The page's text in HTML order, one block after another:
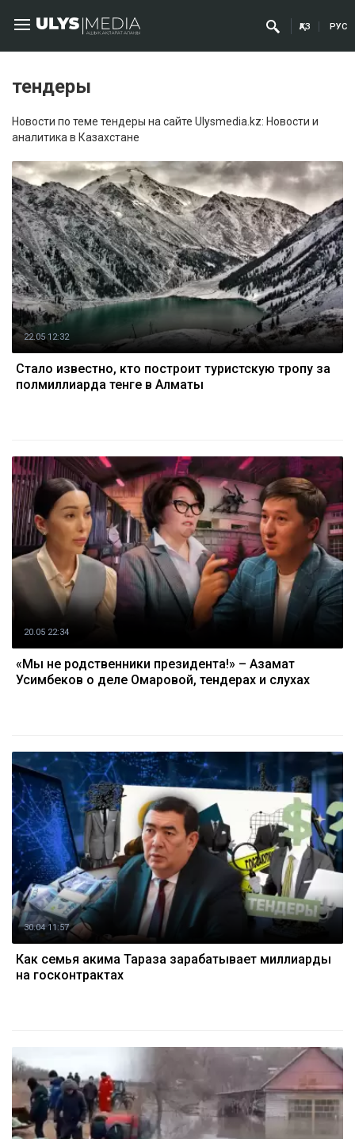
ҚАЗ РУС
тендеры
Новости по теме тендеры на сайте Ulysmedia.kz: Новости и
аналитика в Казахстане
22.05 12:32
Стало известно, кто построит туристскую тропу за
полмиллиарда тенге в Алматы
20.05 22:34
«Мы не родственники президента!» – Азамат
Усимбеков о деле Омаровой, тендерах и слухах
30.04 11:57
Как семья акима Тараза зарабатывает миллиарды
на госконтрактах